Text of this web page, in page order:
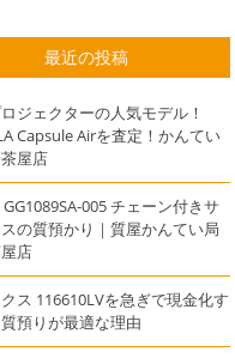
最近の投稿
ジェクターの人気モデル！
Capsule Airを査定！かんてい
屋店
GG1089SA-005 チェーン付きサ
の質預かり｜質屋かんてい局
店
ス 116610LVを急ぎで現金化す
預りが最適な理由